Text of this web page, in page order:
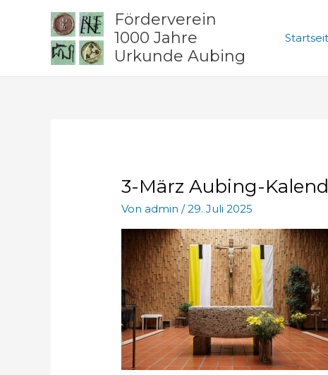
Förderverein
1000 Jahre
Urkunde Aubing
3-März Aubing-
Vonadmin/29. Juli 2025